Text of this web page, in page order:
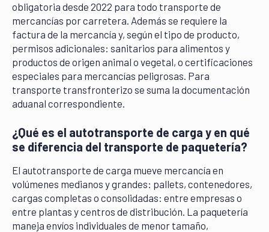
obligatoria desde 2022 para todo transporte de
mercancías por carretera. Además se requiere la
factura de la mercancía y, según el tipo de producto,
permisos adicionales: sanitarios para alimentos y
productos de origen animal o vegetal, o certificaciones
especiales para mercancías peligrosas. Para
transporte transfronterizo se suma la documentación
aduanal correspondiente.
¿Qué es el autotransporte de carga y en qué
se diferencia del transporte de paquetería?
El autotransporte de carga mueve mercancía en
volúmenes medianos y grandes: pallets, contenedores,
cargas completas o consolidadas: entre empresas o
entre plantas y centros de distribución. La paquetería
maneja envíos individuales de menor tamaño,